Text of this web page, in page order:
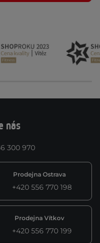
nás
300 970
Prodejna Ostrava
+420 556 770 198
Prodejna Vítkov
+420 556 770 199